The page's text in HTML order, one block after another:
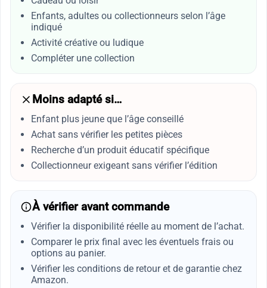
Enfants, adultes ou collectionneurs selon l’âge
indiqué
Activité créative ou ludique
Compléter une collection
Moins adapté si…
Enfant plus jeune que l’âge conseillé
Achat sans vérifier les petites pièces
Recherche d’un produit éducatif spécifique
Collectionneur exigeant sans vérifier l’édition
À vérifier avant commande
Vérifier la disponibilité réelle au moment de l’achat.
Comparer le prix final avec les éventuels frais ou
options au panier.
Vérifier les conditions de retour et de garantie chez
Amazon.